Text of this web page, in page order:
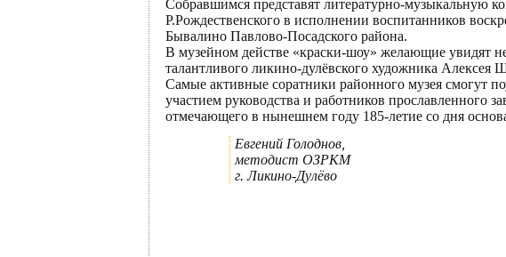
Собравшимся представят литературно-музыкальную
Р.Рождественского в исполнении воспитанников
Бывалино Павлово-Посадского района.
В музейном действе «краски-шоу» желающие увидят
талантливого ликино-дулёвского художника Алексея
Самые активные соратники районного музея смогут
участием руководства и работников прославленного
отмечающего в нынешнем году 185-летие со дня
Евгений Голоднов,
методист ОЗРКМ
г. Ликино-Дулёво